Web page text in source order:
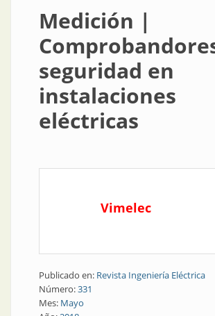
Medición |
seguridad en
instalaciones
eléctricas
Vimelec
Publicado en: Revista Ingeniería Eléctrica
Número:331
Mes: Mayo